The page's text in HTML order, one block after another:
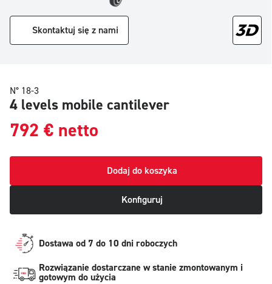
Skontaktuj się z nami
N° 18-3
4 levels mobile cantilever
792 € netto
Dodaj do koszyka
Konfiguruj
Dostawa od 7 do 10 dni roboczych
Rozwiązanie dostarczane w stanie zmontowanym i
gotowym do użycia